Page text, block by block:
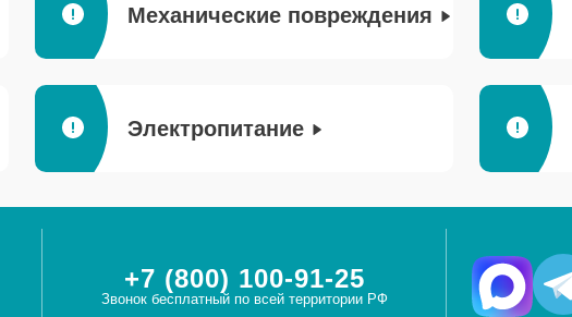
Механические повреждения
Электропитание
+7 (800) 100-91-25
Звонок бесплатный по всей территории РФ